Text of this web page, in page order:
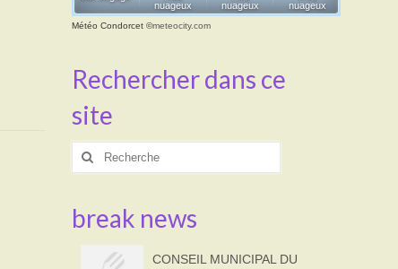
Météo Condorcet©meteocity.com
Rechercher dans ce
site
Rechercher
break news
CONSEIL MUNICIPAL DU